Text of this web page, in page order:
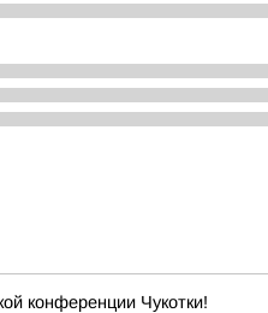
конференции Чукотки!